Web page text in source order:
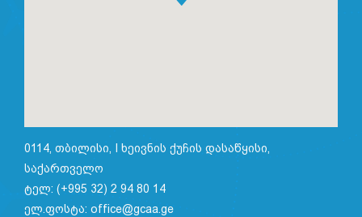
0114, თბილისი, I ხეივნის ქუჩის დასაწყისი,
საქართველო
ტელ: (+995 32) 2 94 80 14
ელ.ფოსტა: office@gcaa.ge